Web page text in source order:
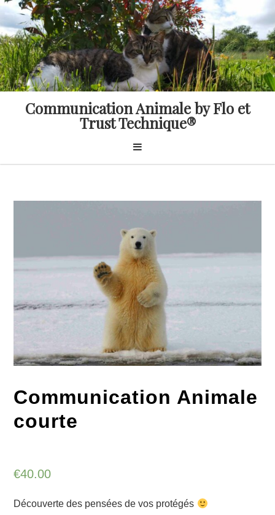
Skip
content
Communication Animale by Flo et
Trust Technique®
Communication Animale
courte
€40.00
Découverte des pensées de vos protégés